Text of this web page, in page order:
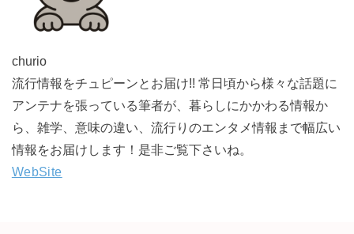
churio
流行情報をチュピーンとお届け!! 常日頃から様々な話題に
アンテナを張っている筆者が、暮らしにかかわる情報か
ら、雑学、意味の違い、流行りのエンタメ情報まで幅広い
情報をお届けします！是非ご覧下さいね。
WebSite